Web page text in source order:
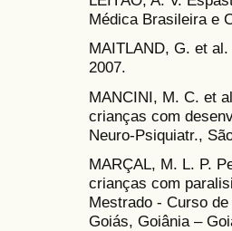
Médica Brasileira e
MAITLAND, G. et
2007.
MANCINI, M. C. et
crianças com
Neuro-Psiquiatr.,
MARÇAL, M. L. P.
crianças com
Mestrado - Curso
Goiás, Goiânia –